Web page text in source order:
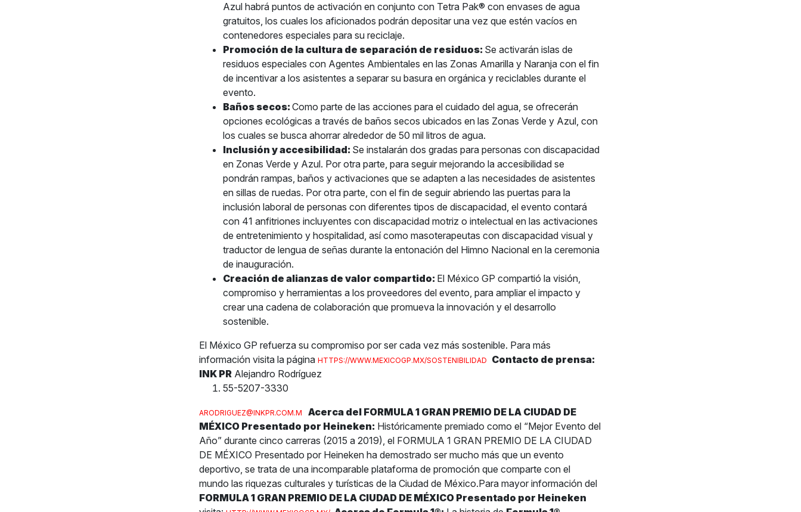
Azul habrá puntos de activación en conjunto con Tetra Pak® con envases de agua
gratuitos, los cuales los aficionados podrán depositar una vez que estén vacíos en
contenedores especiales para su reciclaje.
Promoción de la cultura de separación de residuos: Se activarán islas de
residuos especiales con Agentes Ambientales en las Zonas Amarilla y Naranja con el fin
de incentivar a los asistentes a separar su basura en orgánica y reciclables durante el
evento.
Baños secos:Como parte de las acciones para el cuidado del agua, se ofrecerán
opciones ecológicas a través de baños secos ubicados en las Zonas Verde y Azul, con
los cuales se busca ahorrar alrededor de 50 mil litros de agua.
Inclusión y accesibilidad: Se instalarán dos gradas para personas con discapacidad
en Zonas Verde y Azul. Por otra parte, para seguir mejorando la accesibilidad se
pondrán rampas, baños y activaciones que se adapten a las necesidades de asistentes
en sillas de ruedas. Por otra parte, con el fin de seguir abriendo las puertas para la
inclusión laboral de personas con diferentes tipos de discapacidad, el evento contará
con 41 anfitriones incluyentes con discapacidad motriz o intelectual en las activaciones
de entretenimiento y hospitalidad, así como masoterapeutas con discapacidad visual y
traductor de lengua de señas durante la entonación del Himno Nacional en la ceremonia
de inauguración.
Creación de alianzas de valor compartido: El México GP compartió la visión,
compromiso y herramientas a los proveedores del evento, para ampliar el impacto y
crear una cadena de colaboración que promueva la innovación y el desarrollo
sostenible.
El México GP refuerza su compromiso por ser cada vez más sostenible. Para más
información visita la página HTTPS://WWW.MEXICOGP.MX/SOSTENIBILIDAD
Contacto de prensa:
INK PR Alejandro Rodríguez
55-5207-3330
ARODRIGUEZ@INKPR.COM.M
Acerca del FORMULA 1 GRAN PREMIO DE LA CIUDAD DE
MÉXICO Presentado por Heineken: Históricamente premiado como el “Mejor Evento del
Año” durante cinco carreras (2015 a 2019), el FORMULA 1 GRAN PREMIO DE LA CIUDAD
DE MÉXICO Presentado por Heineken ha demostrado ser mucho más que un evento
deportivo, se trata de una incomparable plataforma de promoción que comparte con el
mundo las riquezas culturales y turísticas de la Ciudad de México.Para mayor información del
FORMULA 1 GRAN PREMIO DE LA CIUDAD DE MÉXICO Presentado por Heineken